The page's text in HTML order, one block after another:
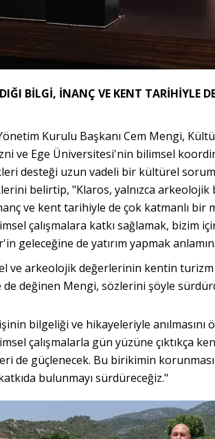
BİLGİ, İNANÇ VE KENT TARİHİYLE
Kurulu Başkanı Cem Mengi,
izni ve Ege Üniversitesi'nin bilimsel
desteği uzun vadeli bir kültürel
belirtip, "Klaros, yalnızca arkeolojik
ve kent tarihiyle de çok katmanlı bir
çalışmalara katkı sağlamak, bizim
geleceğine de yatırım yapmak
ve arkeolojik değerlerinin kentin turizm
de değinen Mengi, sözlerini şöyle
bilgeliği ve hikayeleriyle anılmasını
çalışmalarla gün yüzüne çıktıkça
de güçlenecek. Bu birikimin
bulunmayı sürdüreceğiz."